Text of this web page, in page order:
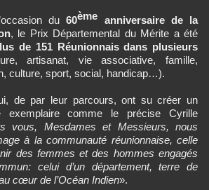
du60ème anniversaire de la
, le Prix Départemental du Mérite a été
de 151 Réunionnais dans plusieurs
artisanat, vie associative, famille,
culture, sport, social, handicap…).
de par leur parcours, ont su créer un
exemplaire comme le précise Cyrille
vous, Mesdames et Messieurs, nous
à la communauté réunionnaise, celle
des femmes et des hommes engagés
celui d’un département, terre de
cœur de l’Océan Indien».